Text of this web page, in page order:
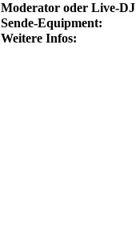
Moderator oder Live-
Sende-Equipment:
Weitere Infos: